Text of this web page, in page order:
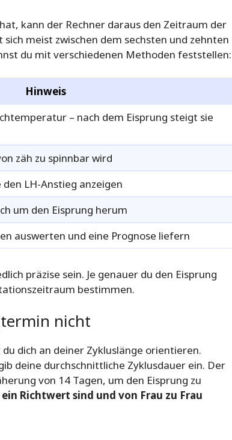
kann der Rechner daraus den Zeitraum der
meist zwischen dem sechsten und zehnten
du mit verschiedenen Methoden feststellen:
Hinweis
– nach dem Eisprung steigt sie
zäh zu spinnbar wird
LH-Anstieg anzeigen
um den Eisprung herum
auswerten und eine Prognose liefern
präzise sein. Je genauer du den Eisprung
bestimmen.
nicht
dich an deiner Zykluslänge orientieren.
deine durchschnittliche Zyklusdauer ein. Der
von 14 Tagen, um den Eisprung zu
Richtwert sind und von Frau zu Frau